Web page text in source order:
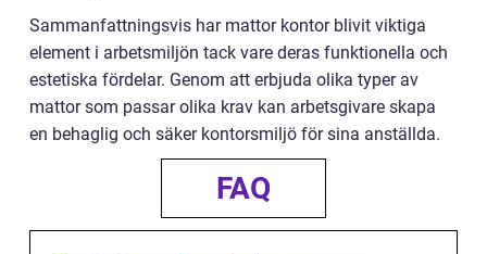
Sammanfattningsvis har mattor kontor blivit viktiga
element i arbetsmiljön tack vare deras funktionella och
estetiska fördelar. Genom att erbjuda olika typer av
mattor som passar olika krav kan arbetsgivare skapa
en behaglig och säker kontorsmiljö för sina anställda.
FAQ